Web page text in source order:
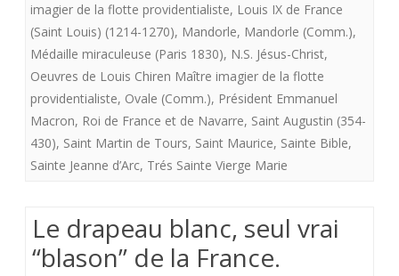
Notre-
de
Pontmain”
»
imagier de la flotte providentialiste, Louis IX de France
(Saint Louis) (1214-1270), Mandorle, Mandorle (Comm.),
Médaille miraculeuse (Paris 1830), N.S. Jésus-Christ,
Oeuvres de Louis Chiren Maître imagier de la flotte
providentialiste, Ovale (Comm.), Président Emmanuel
Macron, Roi de France et de Navarre, Saint Augustin (354-
430), Saint Martin de Tours, Saint Maurice, Sainte Bible,
Sainte Jeanne d’Arc, Trés Sainte Vierge Marie
Le drapeau blanc, seul vrai
“blason” de la France.